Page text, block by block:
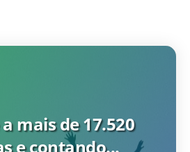
mais de 17.520